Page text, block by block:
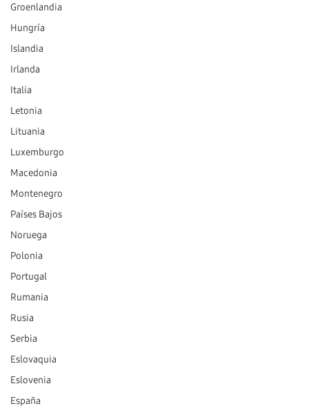
Groenlandia
Hungría
Islandia
Irlanda
Italia
Letonia
Lituania
Luxemburgo
Macedonia
Montenegro
Países Bajos
Noruega
Polonia
Portugal
Rumania
Rusia
Serbia
Eslovaquia
Eslovenia
España